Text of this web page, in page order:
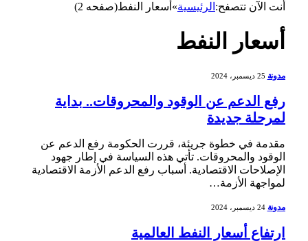
أنت الآن تتصفح:الرئيسية»أسعار النفط(صفحه 2)
أسعار النفط
مدونة 25 ديسمبر، 2024
رفع الدعم عن الوقود والمحروقات.. بداية
لمرحلة جديدة
مقدمة في⁢ خطوة جريئة، قررت الحكومة رفع الدعم عن
الوقود ⁣والمحروقات. تأتي هذه​ السياسة في ⁣إطار جهود⁤
الإصلاحات الاقتصادية. أسباب رفع الدعم الأزمة الاقتصادية
لمواجهة الأزمة…
مدونة 24 ديسمبر، 2024
ارتفاع أسعار النفط العالمية